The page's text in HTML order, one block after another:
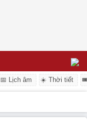
📅 Lịch âm ☀️ Thời tiết